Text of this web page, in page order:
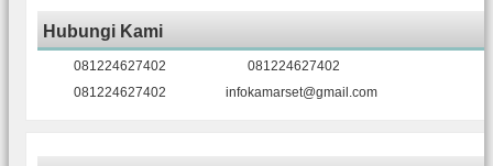
Hubungi Kami
081224627402
081224627402
081224627402
infokamarset@gmail.com